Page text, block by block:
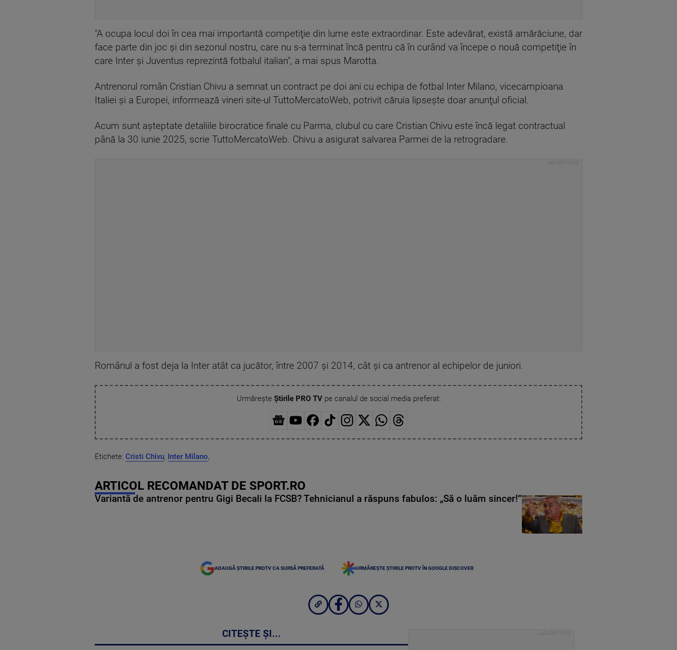
"A ocupa locul doi în cea mai importantă competiţie din lume este extraordinar. Este adevărat, există amărăciune, dar
face parte din joc şi din sezonul nostru, care nu s-a terminat încă pentru că în curând va începe o nouă competiţie în
care Inter şi Juventus reprezintă fotbalul italian", a mai spus Marotta.
Antrenorul român Cristian Chivu a semnat un contract pe doi ani cu echipa de fotbal Inter Milano, vicecampioana
Italiei şi a Europei, informează vineri site-ul TuttoMercatoWeb, potrivit căruia lipseşte doar anunţul oficial.
Acum sunt aşteptate detaliile birocratice finale cu Parma, clubul cu care Cristian Chivu este încă legat contractual
până la 30 iunie 2025, scrie TuttoMercatoWeb. Chivu a asigurat salvarea Parmei de la retrogradare.
Românul a fost deja la Inter atât ca jucător, între 2007 şi 2014, cât şi ca antrenor al echipelor de juniori.
Urmărește Știrile PRO TVpe canalul de social media preferat:
Etichete: Cristi Chivu, Inter Milano,
ARTICOL RECOMANDAT DE SPORT.RO
Variantă de antrenor pentru Gigi Becali la FCSB? Tehnicianul a răspuns fabulos: „Să o luăm sincer!”
ADAUGĂ ȘTIRILE PROTV CA SURSĂ PREFERATĂ URMĂREȘTE ȘTIRILE PROTV ÎN GOOGLE DISCOVER
CITEȘTE ȘI...